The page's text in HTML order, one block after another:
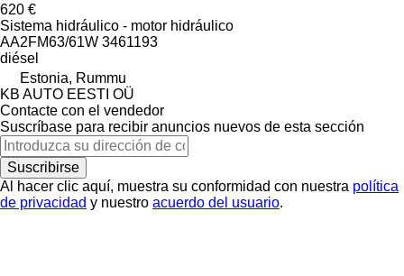
620 €
Sistema hidráulico - motor hidráulico
AA2FM63/61W 3461193
diésel
Estonia, Rummu
KB AUTO EESTI OÜ
Contacte con el vendedor
Suscríbase para recibir anuncios nuevos de esta sección
Suscribirse
Al hacer clic aquí, muestra su conformidad con nuestra política
de privacidad y nuestro acuerdo del usuario.